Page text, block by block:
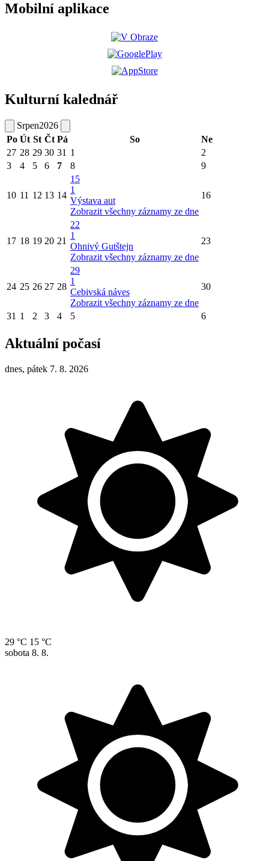
Mobilní aplikace
Kulturní kalednář
Srpen2026
Po Út St Čt Pá So
Ne
27 28 29 30 31 1
2
3
4 5 6 7 8 9
10 11 12 13 14
15
1
Výstava aut
Zobrazit všechny záznamy ze dne
16
17 18 19 20 21
22
1
Ohnivý Gutštejn
Zobrazit všechny záznamy ze dne
23
24 25 26 27 28
29
1
Cebivská náves
Zobrazit všechny záznamy ze dne
30
31 1 2 3 4 5 6
Aktuální počasí
dnes, pátek 7. 8. 2026
29 °C 15 °C
sobota 8. 8.